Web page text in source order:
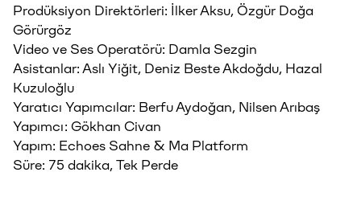
Prodüksiyon Direktörleri: İlker Aksu, Özgür Doğa
Görürgöz
Video ve Ses Operatörü: Damla Sezgin
Asistanlar: Aslı Yiğit, Deniz Beste Akdoğdu, Hazal
Kuzuloğlu
Yaratıcı Yapımcılar: Berfu Aydoğan, Nilsen Arıbaş
Yapımcı: Gökhan Civan
Yapım: Echoes Sahne & Ma Platform
Süre: 75 dakika, Tek Perde